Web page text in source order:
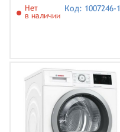
Нет
в наличии
Код: 1007246-1